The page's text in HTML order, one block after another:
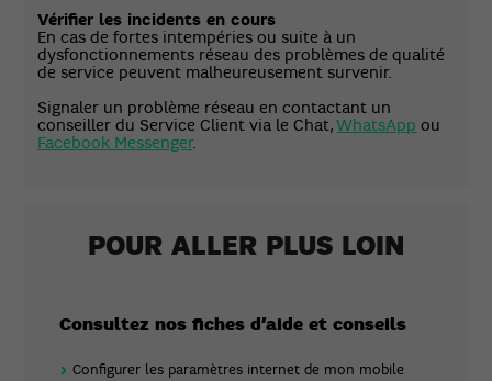
Vérifier les incidents en cours
En cas de fortes intempéries ou suite à un
dysfonctionnements réseau des problèmes de qualité
de service peuvent malheureusement survenir.
Signaler un problème réseau en contactant un
conseiller du Service Client via le Chat,WhatsApp ou
Facebook Messenger.
POUR ALLER PLUS LOIN
Consultez nos fiches d’aide et conseils
Configurer les paramètres internet de mon mobile